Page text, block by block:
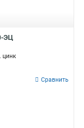
ЭЦ
цинк
Сравнить